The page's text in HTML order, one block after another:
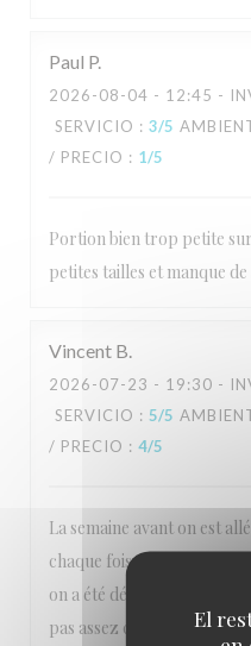
El
Paul P
2026-08-04 - 12:45 -
SERVICIO : 3/5
/ PRECIO : 1/5
Portion bien trop petite
petites tailles et manque
Vincent B
2026-07-23 - 19:30 -
SERVICIO : 5/5
/ PRECIO : 4/5
La semaine avant on est
chaque fois depuis des
on a été déçu, c'était
pas assez cuites, le